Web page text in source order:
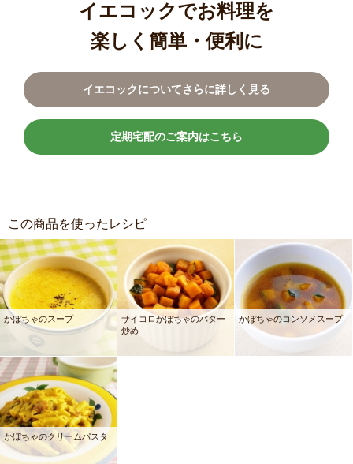
イエコックでお料理を
楽しく簡単・便利に
イエコックについてさらに詳しく見る
定期宅配のご案内はこちら
この商品を使ったレシピ
かぼちゃのスープ
サイコロかぼちゃのバター
炒め
かぼちゃのコンソメスープ
かぼちゃのクリームパスタ